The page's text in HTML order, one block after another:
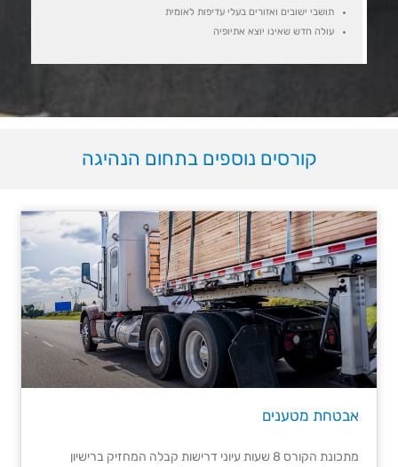
תושבי ישובים ואזורים בעלי עדיפות לאומית
עולה חדש שאינו יוצא אתיופיה
קורסים נוספים בתחום הנהיגה​
אבטחת מטענים
מתכונת הקורס 8 שעות עיוני דרישות קבלה המחזיק ברישיון